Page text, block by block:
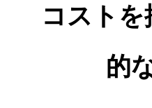
コスト
的